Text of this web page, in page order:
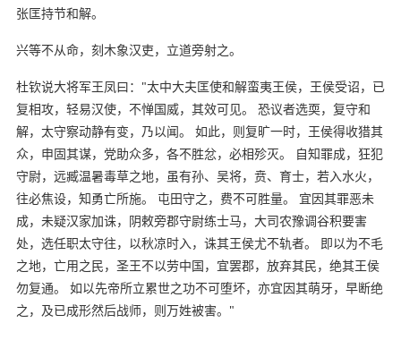
张匡持节和解。
兴等不从命，刻木象汉吏，立道旁射之。
杜钦说大将军王凤曰："太中大夫匡使和解蛮夷王侯，王侯受诏，已
复相攻，轻易汉使，不惮国威，其效可见。 恐议者选耎，复守和
解，太守察动静有变，乃以闻。 如此，则复旷一时，王侯得收猎其
众，申固其谋，党助众多，各不胜忿，必相殄灭。 自知罪成，狂犯
守尉，远臧温暑毒草之地，虽有孙、吴将，贲、育士，若入水火，
往必焦设，知勇亡所施。 屯田守之，费不可胜量。 宜因其罪恶未
成，未疑汉家加诛，阴敕旁郡守尉练士马，大司农豫调谷积要害
处，选任职太守往，以秋凉时入，诛其王侯尤不轨者。 即以为不毛
之地，亡用之民，圣王不以劳中国，宜罢郡，放弃其民，绝其王侯
勿复通。 如以先帝所立累世之功不可堕坏，亦宜因其萌牙，早断绝
之，及已成形然后战师，则万姓被害。"